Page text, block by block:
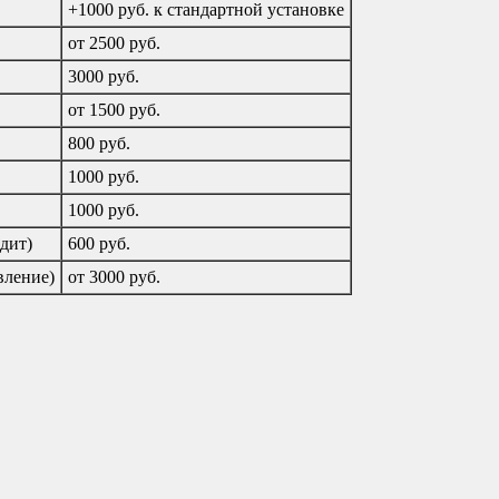
+1000 руб. к стандартной установке
от 2500 руб.
3000 руб.
от 1500 руб.
800 руб.
1000 руб.
1000 руб.
600 руб.
от 3000 руб.